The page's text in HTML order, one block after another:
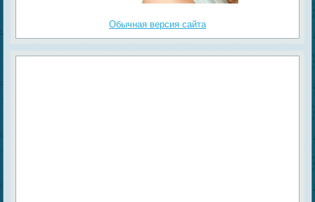
Обычная версия сайта